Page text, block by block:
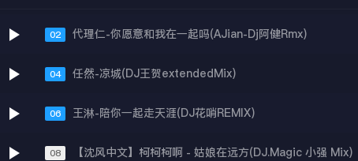
02 代理仁-你愿意和我在一起吗(AJian-Dj阿健Rmx)
04 任然-凉城(DJ王贺extendedMix)
06 王淋-陪你一起走天涯(DJ花哨REMIX)
08 【沈风中文】柯柯柯啊 - 姑娘在远方(DJ.Magic 小强 Mix)